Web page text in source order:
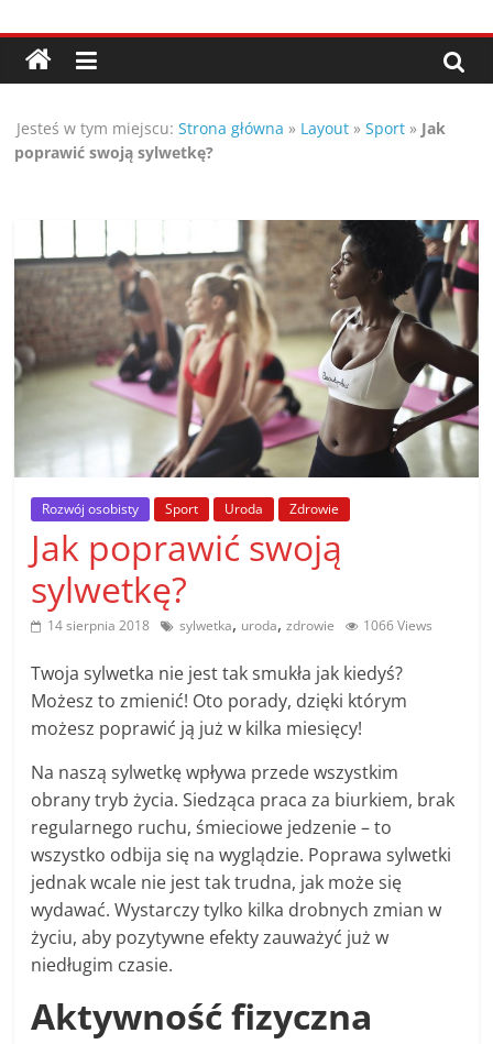
do
treści
Porady,
wskazówki
oraz
ciekawe
rady
–
poznaj
te
poradniki.
Porady
praktyczne
wskazówki
na
każdy
temat
Jesteś w tym miejscu: Strona główna » Layout »Sport » Jak
poprawić swoją sylwetkę?
Rozwój osobisty Sport Uroda Zdrowie
Jak poprawić swoją
sylwetkę?
14 sierpnia 2018 sylwetka, uroda,zdrowie 1066 Views
Twoja sylwetka nie jest tak smukła jak kiedyś?
Możesz to zmienić! Oto porady, dzięki którym
możesz poprawić ją już w kilka miesięcy!
Na naszą sylwetkę wpływa przede wszystkim
obrany tryb życia. Siedząca praca za biurkiem, brak
regularnego ruchu, śmieciowe jedzenie – to
wszystko odbija się na wyglądzie. Poprawa sylwetki
jednak wcale nie jest tak trudna, jak może się
wydawać. Wystarczy tylko kilka drobnych zmian w
życiu, aby pozytywne efekty zauważyć już w
niedługim czasie.
Aktywność fizyczna